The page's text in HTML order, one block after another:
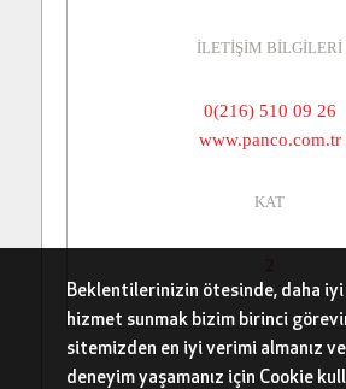
İLETİŞİM BİLGİLERİ
0(216) 510 09 26
www.panco.com.tr
KAT
2
Beklentilerinizin ötesinde, daha
hizmet sunmak bizim birinci
sitemizden en iyi verimi almanız
deneyim yaşamanız için Cookie